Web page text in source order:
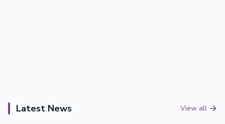
Latest News View all